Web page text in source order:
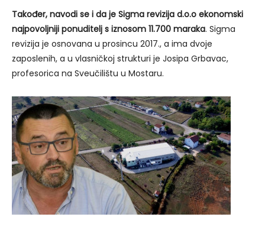
Također, navodi se i da je Sigma revizija d.o.o ekonomski
najpovoljniji ponuditelj s iznosom 11.700 maraka. Sigma
revizija je osnovana u prosincu 2017., a ima dvoje
zaposlenih, a u vlasničkoj strukturi je Josipa Grbavac,
profesorica na Sveučilištu u Mostaru.